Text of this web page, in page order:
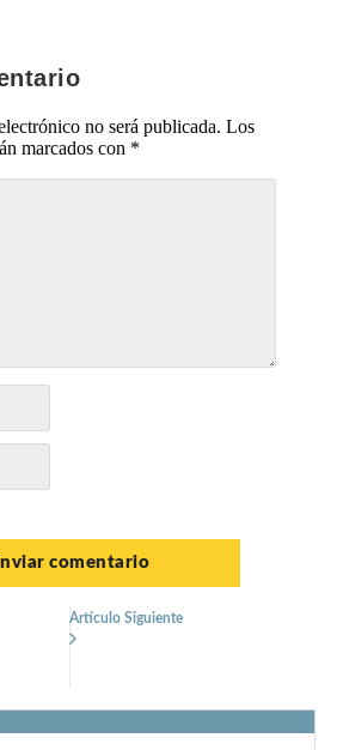
no será publicada. Los
marcados con *
Artículo Siguiente